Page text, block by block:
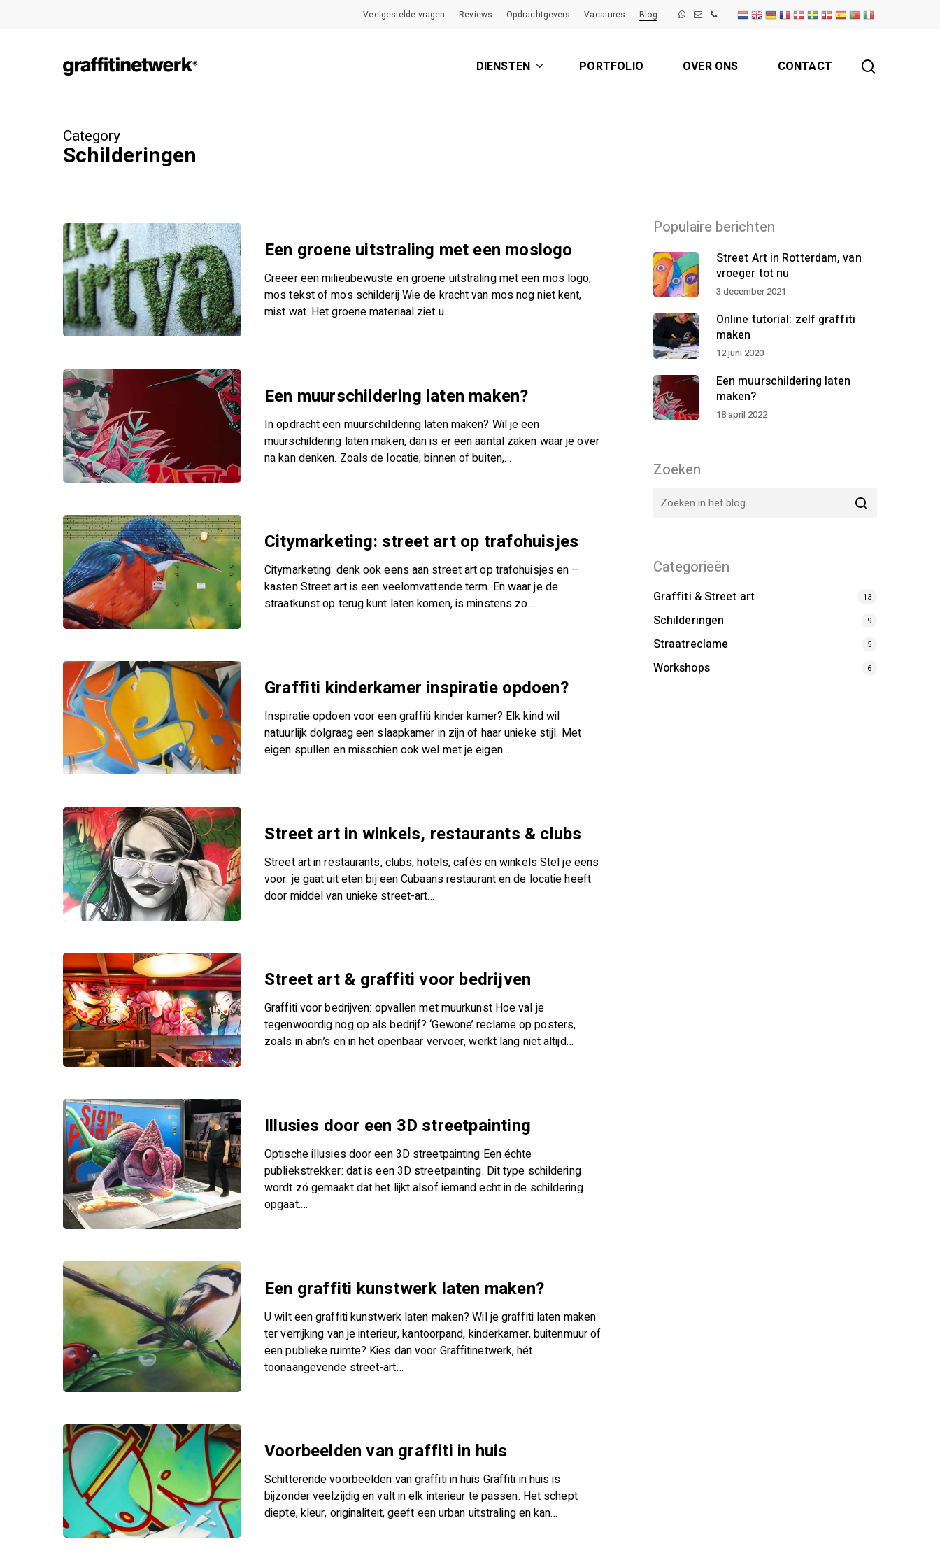
Veelgestelde vragen Reviews Opdrachtgevers Vacatures Blog
DIENSTEN PORTFOLIO OVER ONS CONTACT
Category
Schilderingen
Een groene uitstraling met een moslogo
Creëer een milieubewuste en groene uitstraling met een mos logo,
mos tekst of mos schilderij Wie de kracht van mos nog niet kent,
mist wat. Het groene materiaal ziet u…
Een muurschildering laten maken?
In opdracht een muurschildering laten maken? Wil je een
muurschildering laten maken, dan is er een aantal zaken waar je over
na kan denken. Zoals de locatie; binnen of buiten,…
Citymarketing: street art op trafohuisjes
Citymarketing: denk ook eens aan street art op trafohuisjes en –
kasten Street art is een veelomvattende term. En waar je de
straatkunst op terug kunt laten komen, is minstens zo…
Graffiti kinderkamer inspiratie opdoen?
Inspiratie opdoen voor een graffiti kinder kamer? Elk kind wil
natuurlijk dolgraag een slaapkamer in zijn of haar unieke stijl. Met
eigen spullen en misschien ook wel met je eigen…
Street art in winkels, restaurants & clubs
Street art in restaurants, clubs, hotels, cafés en winkels Stel je eens
voor: je gaat uit eten bij een Cubaans restaurant en de locatie heeft
door middel van unieke street-art…
Street art & graffiti voor bedrijven
Graffiti voor bedrijven: opvallen met muurkunst Hoe val je
tegenwoordig nog op als bedrijf? ‘Gewone’ reclame op posters,
zoals in abri’s en in het openbaar vervoer, werkt lang niet altijd…
Illusies door een 3D streetpainting
Optische illusies door een 3D streetpainting Een échte
publiekstrekker: dat is een 3D streetpainting. Dit type schildering
wordt zó gemaakt dat het lijkt alsof iemand echt in de schildering
opgaat.…
Een graffiti kunstwerk laten maken?
U wilt een graffiti kunstwerk laten maken? Wil je graffiti laten maken
ter verrijking van je interieur, kantoorpand, kinderkamer, buitenmuur of
een publieke ruimte? Kies dan voor Graffitinetwerk, hét
toonaangevende street-art…
Voorbeelden van graffiti in huis
Schitterende voorbeelden van graffiti in huis Graffiti in huis is
bijzonder veelzijdig en valt in elk interieur te passen. Het schept
diepte, kleur, originaliteit, geeft een urban uitstraling en kan…
Populaire berichten
Street Art in Rotterdam, van
vroeger tot nu
3 december 2021
Online tutorial: zelf graffiti
maken
12 juni 2020
Een muurschildering laten
maken?
18 april 2022
Zoeken
Categorieën
Graffiti & Street art 13
Schilderingen 9
Straatreclame 5
Workshops 6